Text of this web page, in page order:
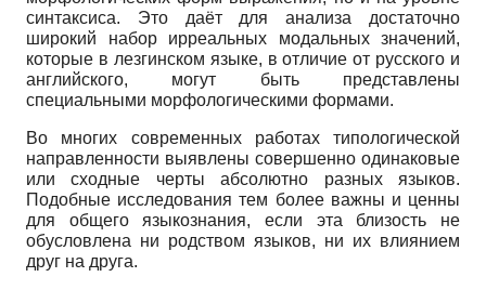
синтаксиса. Это даёт для анализа достаточно
широкий набор ирреальных модальных значений,
которые в лезгинском языке, в отличие от русского и
английского, могут быть представлены
специальными морфологическими формами.
Во многих современных работах типологической
направленности выявлены совершенно одинаковые
или сходные черты абсолютно разных языков.
Подобные исследования тем более важны и ценны
для общего языкознания, если эта близость не
обусловлена ни родством языков, ни их влиянием
друг на друга.